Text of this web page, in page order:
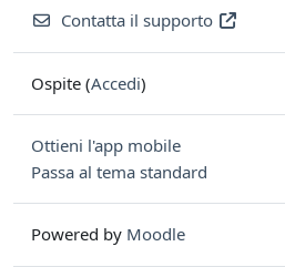
Contatta il supporto
Ospite (Accedi)
Ottieni l'app mobile
Passa al tema standard
Powered by Moodle